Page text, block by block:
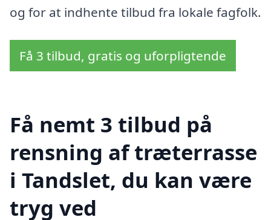
og for at indhente tilbud fra lokale fagfolk.
Få 3 tilbud, gratis og uforpligtende
Få nemt 3 tilbud på
rensning af træterrasse
i Tandslet, du kan være
tryg ved